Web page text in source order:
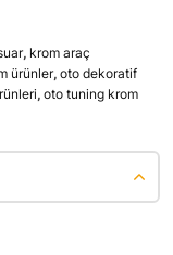
, krom araç
ürünler, oto dekoratif
, oto tuning krom